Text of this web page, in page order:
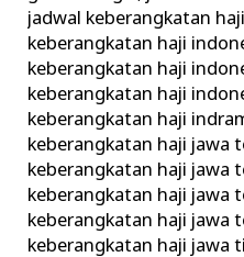
jadwal keberangkatan
keberangkatan haji
keberangkatan haji
keberangkatan haji
keberangkatan haji
keberangkatan haji jawa
keberangkatan haji jawa
keberangkatan haji jawa
keberangkatan haji jawa
keberangkatan haji jawa